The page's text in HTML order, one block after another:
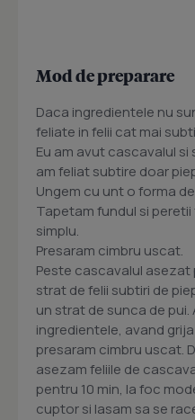
Mod de preparare
Daca ingredientele nu
feliate in felii cat mai
Eu am avut cascavalul
am feliat subtire doar
Ungem cu unt o forma
Tapetam fundul si
simplu.
Presaram cimbru uscat.
Peste cascavalul asezat
strat de felii subtiri de
un strat de sunca de
ingredientele, avand
presaram cimbru uscat.
asezam feliile de
pentru 10 min, la foc
cuptor si lasam sa se